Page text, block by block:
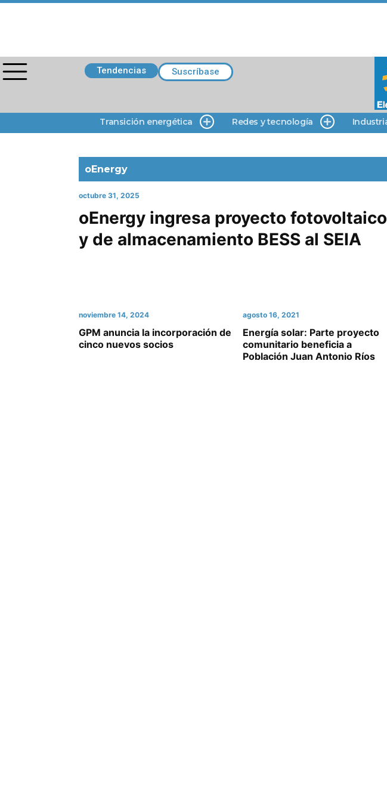
Tendencias Suscríbase
Transición energética Redes y tecnología
oEnergy
octubre 31, 2025
oEnergy ingresa proyecto fotovoltaico
y de almacenamiento BESS al SEIA
noviembre 14, 2024
GPM anuncia la incorporación de
cinco nuevos socios
agosto 16, 2021
Energía solar: Parte proyecto
comunitario beneficia a
Población Juan Antonio Ríos